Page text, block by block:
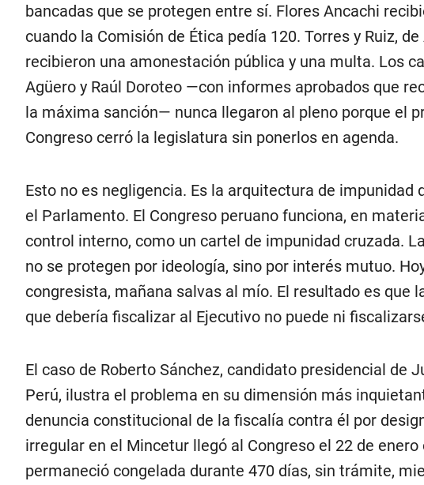
bancadas que se protegen entre sí. Flores Ancachi
cuando la Comisión de Ética pedía 120. Torres y Ruiz, de
recibieron una amonestación pública y una multa. Los
Agüero y Raúl Doroteo —con informes aprobados que
la máxima sanción— nunca llegaron al pleno porque el
Congreso cerró la legislatura sin ponerlos en agenda.
Esto no es negligencia. Es la arquitectura de impunidad
el Parlamento. El Congreso peruano funciona, en
control interno, como un cartel de impunidad cruzada.
no se protegen por ideología, sino por interés mutuo.
congresista, mañana salvas al mío. El resultado es que
que debería fiscalizar al Ejecutivo no puede ni
El caso de Roberto Sánchez, candidato presidencial de
Perú, ilustra el problema en su dimensión más
denuncia constitucional de la fiscalía contra él por
irregular en el Mincetur llegó al Congreso el 22 de enero
permaneció congelada durante 470 días, sin trámite,